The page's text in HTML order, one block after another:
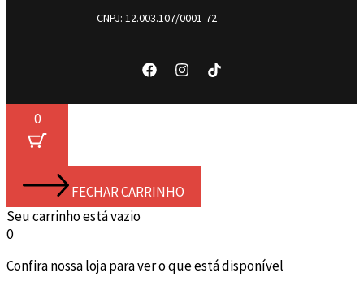
CNPJ: 12.003.107/0001-72
0
FECHAR CARRINHO
Seu carrinho está vazio
0
Confira nossa loja para ver o que está disponível